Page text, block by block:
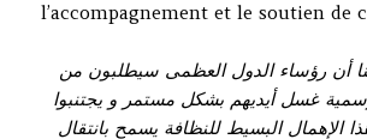
l’accompagnement et le soutien de
أن رؤساء الدول العظمى سيطلبون من
غسل أيديهم بشكل مستمر و يجتنبوا
الإهمال البسيط للنظافة يسمح بانتقال